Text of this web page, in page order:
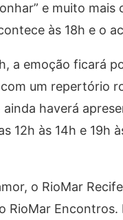
e muito
às 18h e o
a emoção ficará
um repertório
haverá
12h às 14h e 19h
o RioMar
RioMar